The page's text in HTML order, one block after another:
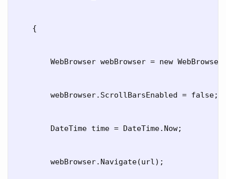
    {
WebBrowser webBrowser = new
        webBrowser.ScrollBarsEnabled = false;
        DateTime time = DateTime.Now;
        webBrowser.Navigate(url);